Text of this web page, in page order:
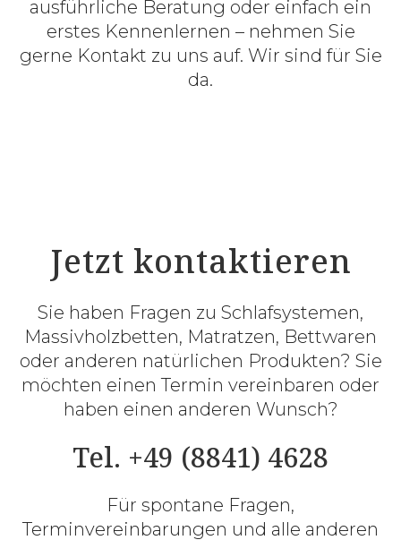
ausführliche Beratung oder einfach ein
erstes Kennenlernen – nehmen Sie
gerne Kontakt zu uns auf. Wir sind für Sie
da.
Jetzt kontaktieren
Sie haben Fragen zu Schlafsystemen,
Massivholzbetten, Matratzen, Bettwaren
oder anderen natürlichen Produkten? Sie
möchten einen Termin vereinbaren oder
haben einen anderen Wunsch?
Tel. +49 (8841) 4628
Für spontane Fragen,
Terminvereinbarungen und alle anderen